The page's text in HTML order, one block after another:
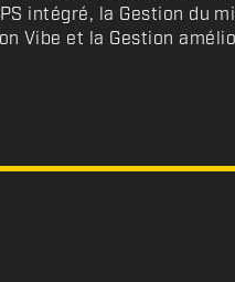
intégré, la Gestion du
Vibe et la Gestion